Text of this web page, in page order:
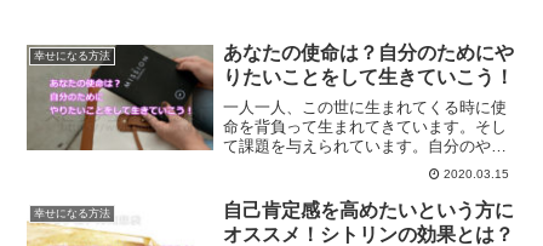
はずです。
幸せになる方法
あなたの使命は？自分のためにや
りたいことをして生きていこう！
一人一人、この世に生まれてくる時に使
命を背負って生まれてきています。そし
て課題を与えられています。自分のやり
たいことをやっていく中で、使命に気づ
けることもあります。これからの時代は
好きなことを仕事にして生きていきませ
んか？
2020.03.15
幸せになる方法
自己肯定感を高めたいという方に
オススメ！シトリンの効果とは？